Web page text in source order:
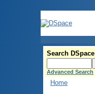
Search DSpace
Advanced Search
Home